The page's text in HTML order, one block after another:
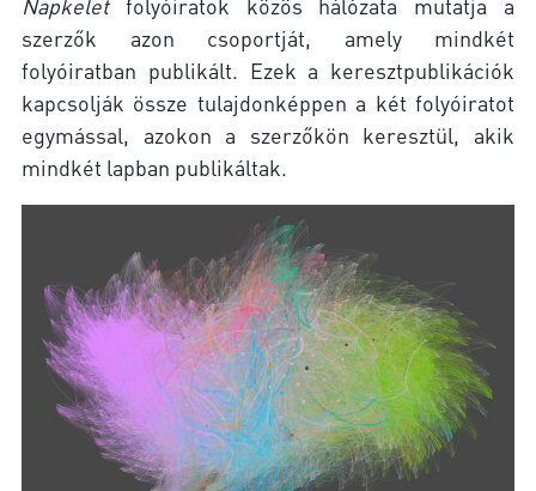
Napkeletfolyóiratok közös hálózata mutatja a
szerzők azon csoportját, amely mindkét
folyóiratban publikált. Ezek a keresztpublikációk
kapcsolják össze tulajdonképpen a két folyóiratot
egymással, azokon a szerzőkön keresztül, akik
mindkét lapban publikáltak.